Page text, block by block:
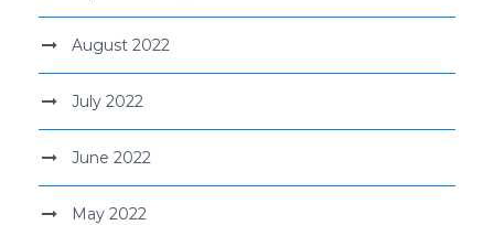
August 2022
July 2022
June 2022
May 2022